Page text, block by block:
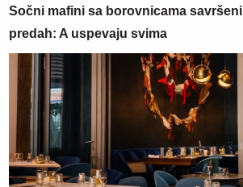
Sočni mafini sa borovnicama
predah: A uspevaju svima